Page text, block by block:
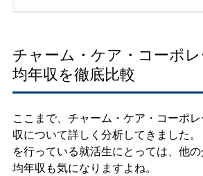
チャーム・ケア・コーポ
均年収を徹底比較
ここまで、チャーム・ケア・コーポ
収について詳しく分析してきました
を行っている就活生にとっては、他
均年収も気になりますよね。